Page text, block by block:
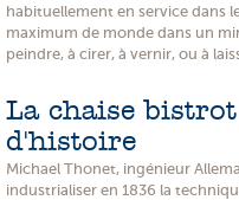
habituellement en service dans
maximum de monde dans un
peindre, à cirer, à vernir, ou à
La chaise
d'histoire
Michael Thonet, ingénieur
industrialiser en 1836 la